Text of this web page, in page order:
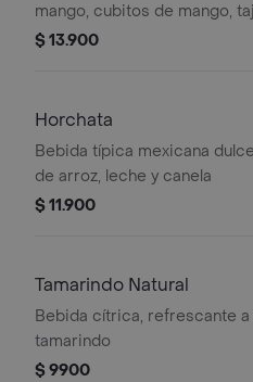
mango, cubitos de mango,
chamoy artesanal
$ 13.900
Horchata
Bebida típica mexicana
de arroz, leche y canela
$ 11.900
Tamarindo Natural
Bebida cítrica, refrescante a
tamarindo
$ 9900